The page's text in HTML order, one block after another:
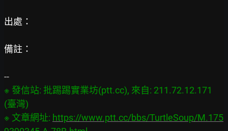
出處：
備註：
※ 發信站: 批踢踢實業坊(ptt.cc), 來自: 211.72.12.171
(臺灣)
※ 文章網址: https://www.ptt.cc/bbs/TurtleSoup/M.175